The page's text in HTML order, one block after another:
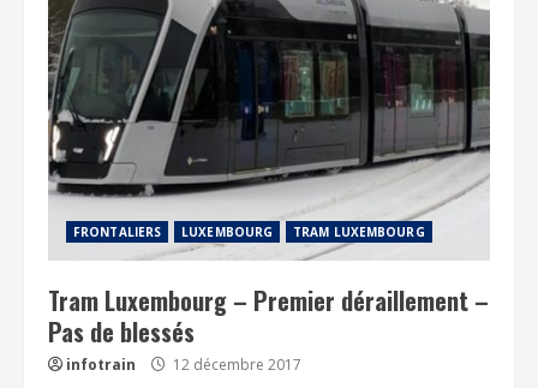
FRONTALIERS LUXEMBOURG TRAM LUXEMBOURG
Tram Luxembourg – Premier déraillement –
Pas de blessés
infotrain 12 décembre 2017